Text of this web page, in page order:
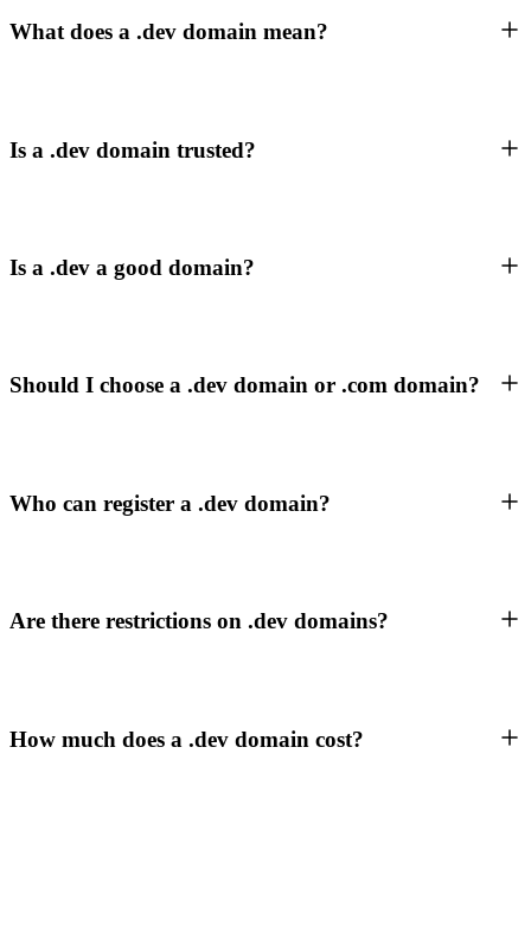
What does a .dev domain mean?
Is a .dev domain trusted?
Is a .dev a good domain?
Should I choose a .dev domain or .com domain?
Who can register a .dev domain?
Are there restrictions on .dev domains?
How much does a .dev domain cost?